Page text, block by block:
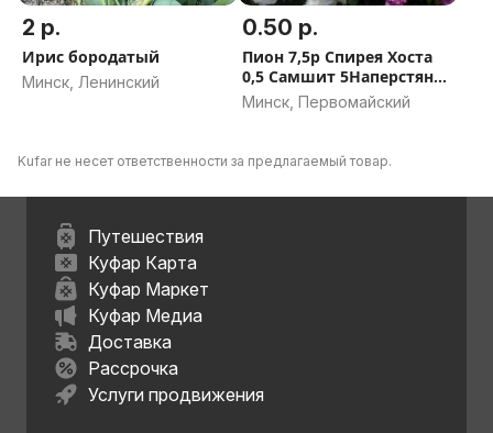
2 р.
Ирис бородатый
Минск, Ленинский
0.50 р.
Пион 7,5р Спирея Хоста
0,5 Самшит 5Наперстянка
3р
Минск, Первомайский
Kufar не несет ответственности за предлагаемый товар.
Путешествия
Куфар Карта
Куфар Маркет
Куфар Медиа
Доставка
Рассрочка
Услуги продвижения